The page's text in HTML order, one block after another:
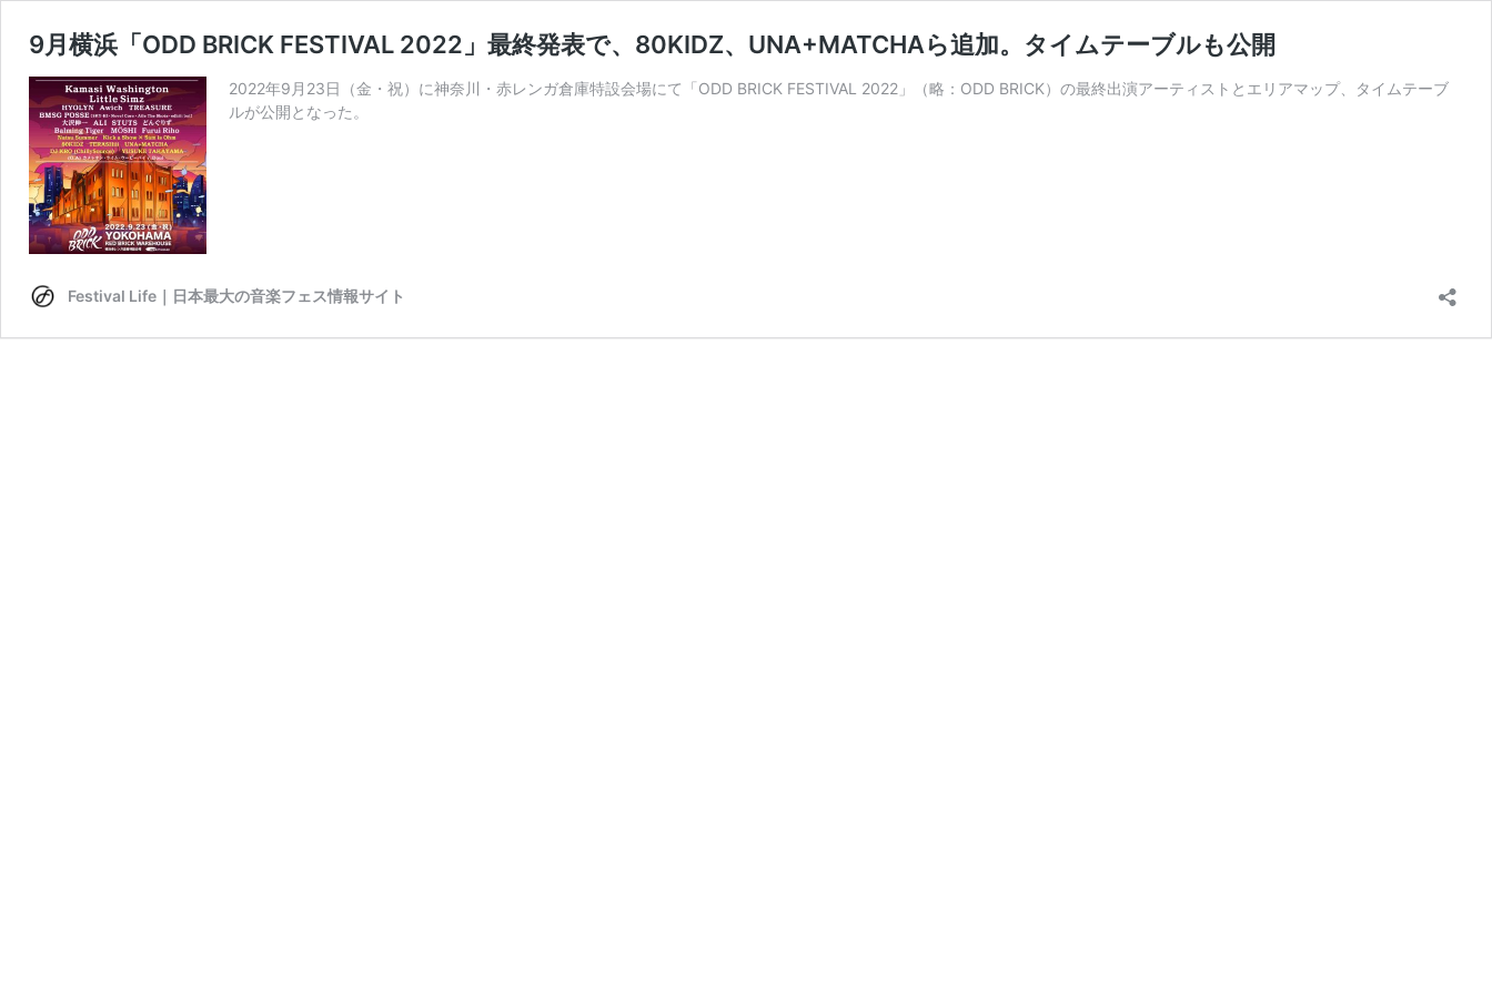
9月横浜「ODD BRICK FESTIVAL 2022」最終発表で、80KIDZ、UNA+MATCHAら追加。タイムテーブルも公開
2022年9月23日（金・祝）に神奈川・赤レンガ倉庫特設会場にて「ODD BRICK FESTIVAL 2022」（略：ODD BRICK）の最終出演アーティストとエリアマップ、タイムテーブ
ルが公開となった。
Festival Life｜日本最大の音楽フェス情報サイト